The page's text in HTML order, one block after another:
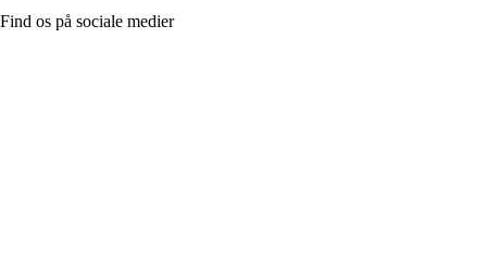
Find os på sociale medier